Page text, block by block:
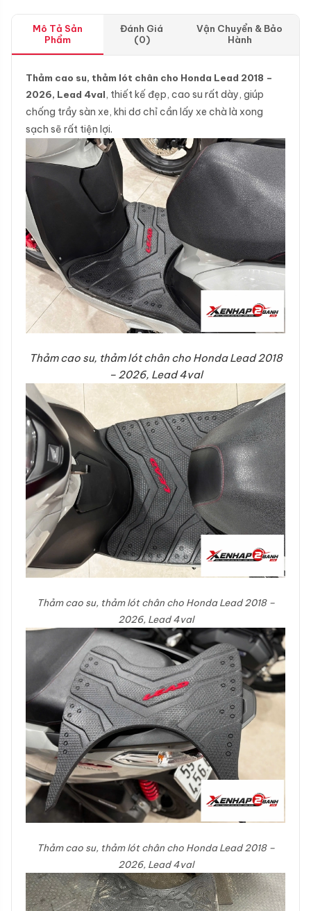
Mô Tả Sản
Phẩm
Đánh Giá
(0)
Vận Chuyển & Bảo
Hành
Thảm cao su, thảm lót chân cho Honda Lead 2018 –
2026, Lead 4val, thiết kế đẹp, cao su rất dày, giúp
chống trầy sàn xe, khi dơ chỉ cần lấy xe chà là xong
sạch sẽ rất tiện lợi.
Thảm cao su, thảm lót chân cho Honda Lead 2018
– 2026, Lead 4val
Thảm cao su, thảm lót chân cho Honda Lead 2018 –
2026, Lead 4val
Thảm cao su, thảm lót chân cho Honda Lead 2018 –
2026, Lead 4val